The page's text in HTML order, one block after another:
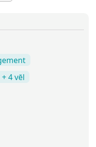
+ 4 vēl